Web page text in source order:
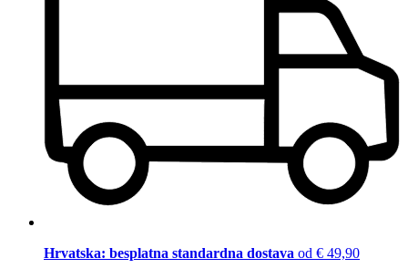
Hrvatska: besplatna standardna dostava od € 49,90